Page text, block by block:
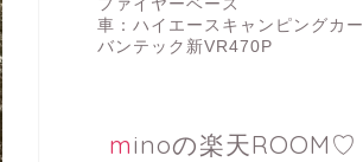
ファイヤーベース
車：ハイエースキャンピングカー
バンテック新VR470P
minoの楽天ROOM♡